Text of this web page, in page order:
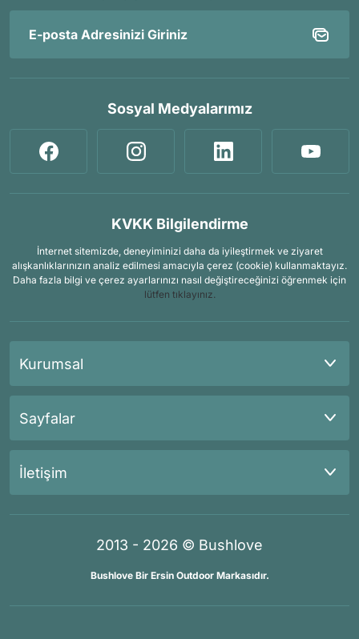
Sosyal Medyalarımız
KVKK Bilgilendirme
İnternet sitemizde, deneyiminizi daha da iyileştirmek ve ziyaret
alışkanlıklarınızın analiz edilmesi amacıyla çerez (cookie) kullanmaktayız.
Daha fazla bilgi ve çerez ayarlarınızı nasıl değiştireceğinizi öğrenmek için
lütfen tıklayınız.
Kurumsal
Sayfalar
İletişim
2013 - 2026 © Bushlove
Bushlove Bir Ersin Outdoor Markasıdır.